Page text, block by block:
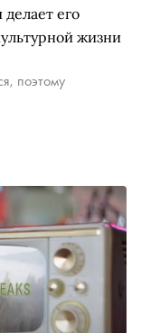
его
жизни
поэтому